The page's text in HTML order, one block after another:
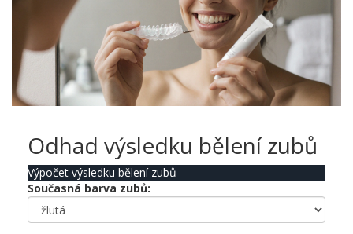
Odhad výsledku bělení zubů
Výpočet výsledku bělení zubů
Současná barva zubů: